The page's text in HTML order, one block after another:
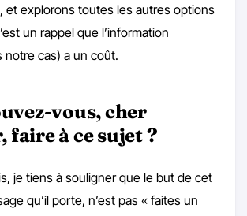
et explorons toutes les autres options
un rappel que l’information
notre cas) a un coût.
vous, cher
faire à ce sujet ?
je tiens à souligner que le but de cet
qu’il porte, n’est pas « faites un